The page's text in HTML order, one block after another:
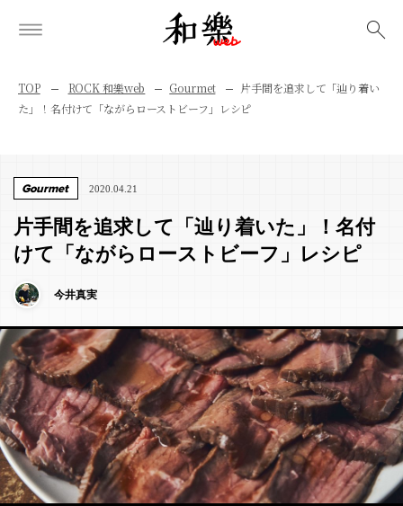
TOP ROCK 和樂web Gourmet
片手間を追求して「辿り着い
た」！名付けて「ながらローストビーフ」レシピ
Gourmet 2020.04.21
片手間を追求して「辿り着いた」！名付
けて「ながらローストビーフ」レシピ
今井真実